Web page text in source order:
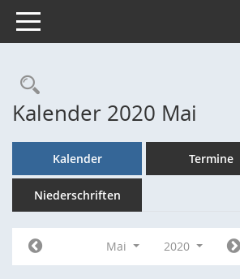
Toggle navigation
Rechercheauswahl
Kalender 2020 Mai
Kalender Termine
Niederschriften
Mai 2020